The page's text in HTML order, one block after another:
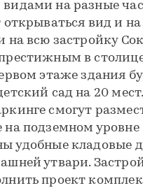
на разные
открываться вид и
на всю застройку
в
этаже здания
сад на 20
смогут
подземном уровне
удобные кладовые
утвари.
проект